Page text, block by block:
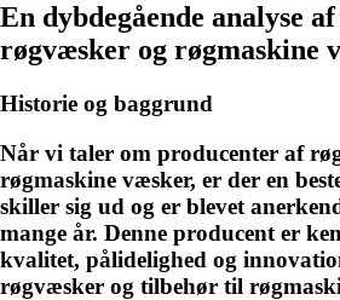
En dybdegående analyse
røgvæsker og røgmaskine
Historie og baggrund
Når vi taler om producenter af
røgmaskine væsker, er der en
skiller sig ud og er blevet
mange år. Denne producent er
kvalitet, pålidelighed og
røgvæsker og tilbehør til